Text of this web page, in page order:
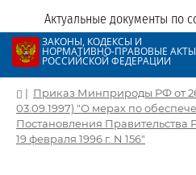
Актуальные документы по
ЗАКОНЫ, КОДЕКСЫ И
НОРМАТИВНО-ПРАВОВЫЕ АКТЫ
РОССИЙСКОЙ ФЕДЕРАЦИИ
| Приказ Минприроды РФ от
03.09.1997) "О мерах по
Постановления Правительства
19 февраля 1996 г. N 156"